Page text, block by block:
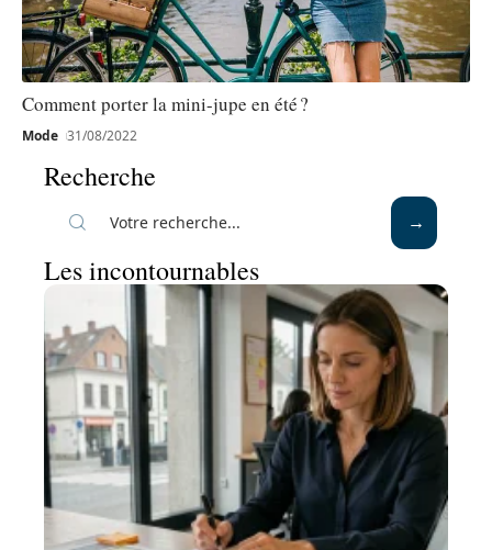
Comment porter la mini-jupe en été ?
Mode 31/08/2022
Recherche
Les incontournables